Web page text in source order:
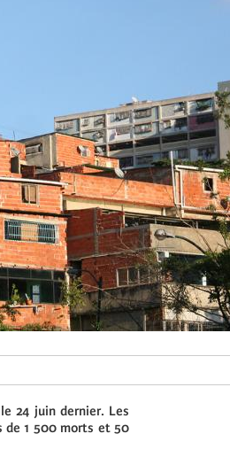
24 juin dernier. Les
de 1 500 morts et 50